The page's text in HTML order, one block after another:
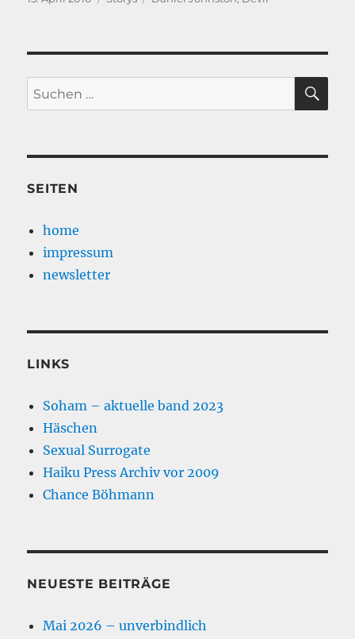
Suche
nach:
SEITEN
home
impressum
newsletter
LINKS
Soham – aktuelle band 2023
Häschen
Sexual Surrogate
Haiku Press Archiv vor 2009
Chance Böhmann
NEUESTE BEITRÄGE
Mai 2026 – unverbindlich